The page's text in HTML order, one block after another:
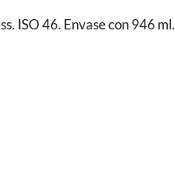
ISO 46. Envase con 946 ml.